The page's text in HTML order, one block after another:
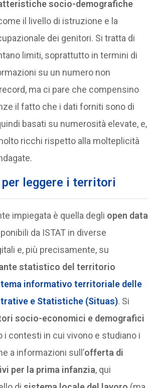
socio-demografiche
il livello di istruzione e la
dei genitori. Si tratta di
limiti, soprattutto in termini di
su un numero non
ma ci pare che compensino
il fatto che i dati forniti sono di
basati su numerosità elevate, e,
ricchi rispetto alla molteplicità
leggere i territori
impiegata è quella degli open data
da ISTAT in diverse
e, più precisamente, su
statistico del territorio
informativo territoriale delle
e Statistiche (Situas). Si
socio-economici e demografici
i contesti in cui vivono e studiano i
a informazioni sull’offerta di
per la prima infanzia, qui